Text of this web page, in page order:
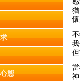
態